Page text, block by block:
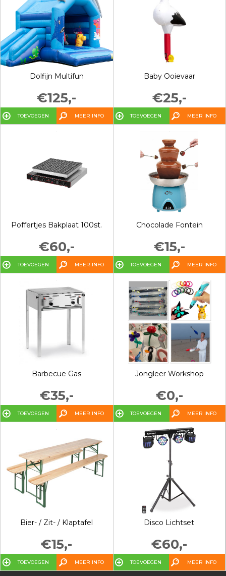
Dolfijn Multifun
€125,-
TOEVOEGEN MEER INFO
Baby Ooievaar
€25,-
TOEVOEGEN MEER INFO
Poffertjes Bakplaat 100st.
€60,-
TOEVOEGEN MEER INFO
Chocolade Fontein
€15,-
TOEVOEGEN MEER INFO
Barbecue Gas
€35,-
TOEVOEGEN MEER INFO
Jongleer Workshop
€0,-
TOEVOEGEN MEER INFO
Bier- / Zit- / Klaptafel
€15,-
TOEVOEGEN MEER INFO
Disco Lichtset
€60,-
TOEVOEGEN MEER INFO